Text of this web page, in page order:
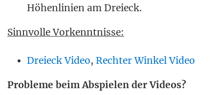
Höhenlinien am Dreieck.
Sinnvolle Vorkenntnisse:
Dreieck Video, Rechter Winkel Video
Probleme beim Abspielen der Videos?